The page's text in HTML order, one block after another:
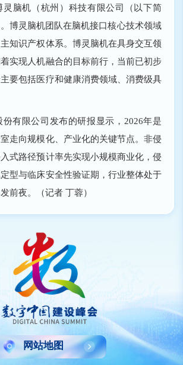
灵脑机（杭州）科技有限公司（以下简
博灵脑机团队在脑机接口核心技术领域
知识产权体系。博灵脑机在具身交互领
实现人机融合的目标前行，当前已初步
要包括医疗和健康消费领域、消费级具
限公司发布的研报显示，2026年是
走向规模化、产业化的关键节点。非侵
式路径预计率先实现小规模商业化，侵
型与临床安全性验证期，行业整体处于
前夜。（记者 丁蓉）
网站地图